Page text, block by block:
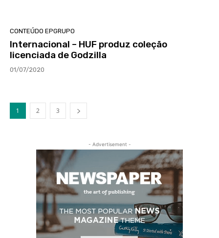
CONTEÚDO EPGRUPO
Internacional – HUF produz coleção
licenciada de Godzilla
01/07/2020
1 2 3
- Advertisement -